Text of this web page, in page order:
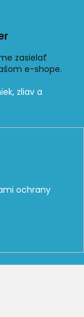
zasielať
e-shope.
ochrany